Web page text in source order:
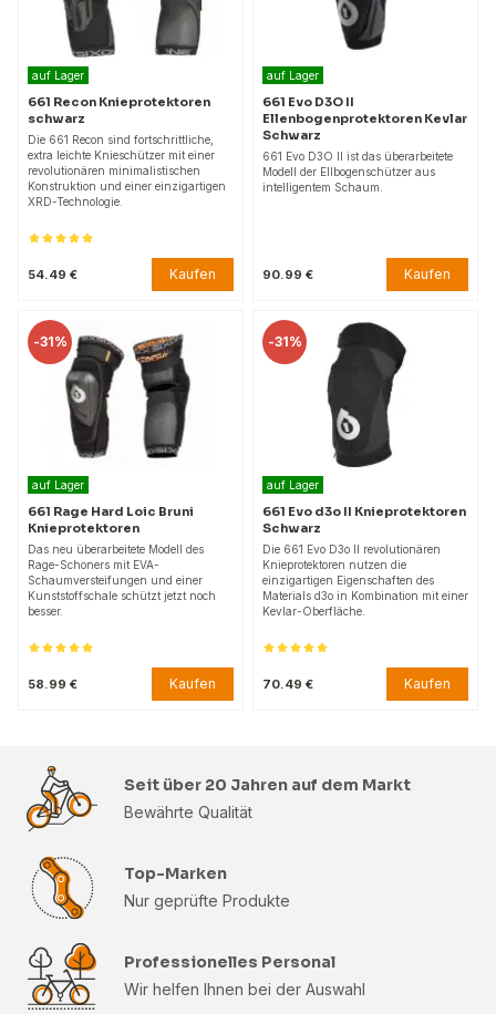
auf Lager
661 Recon Knieprotektoren
schwarz
Die 661 Recon sind fortschrittliche,
extra leichte Knieschützer mit einer
revolutionären minimalistischen
Konstruktion und einer einzigartigen
XRD-Technologie.
54.49 € Kaufen
auf Lager
661 Evo D3O II
Ellenbogenprotektoren Kevlar
Schwarz
661 Evo D3O II ist das überarbeitete
Modell der Ellbogenschützer aus
intelligentem Schaum.
90.99 € Kaufen
-31%
auf Lager
661 Rage Hard Loic Bruni
Knieprotektoren
Das neu überarbeitete Modell des
Rage-Schoners mit EVA-
Schaumversteifungen und einer
Kunststoffschale schützt jetzt noch
besser.
58.99 € Kaufen
-31%
auf Lager
661 Evo d3o II Knieprotektoren
Schwarz
Die 661 Evo D3o II revolutionären
Knieprotektoren nutzen die
einzigartigen Eigenschaften des
Materials d3o in Kombination mit einer
Kevlar-Oberfläche.
70.49 € Kaufen
Seit über 20 Jahren auf dem Markt
Bewährte Qualität
Top-Marken
Nur geprüfte Produkte
Professionelles Personal
Wir helfen Ihnen bei der Auswahl